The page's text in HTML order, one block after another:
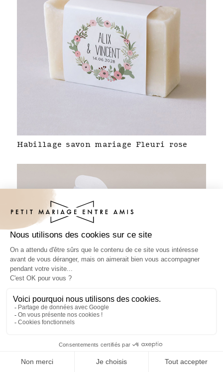
Habillage savon mariage Fleuri rose
Petite boîte imprimée mariage Fleuri